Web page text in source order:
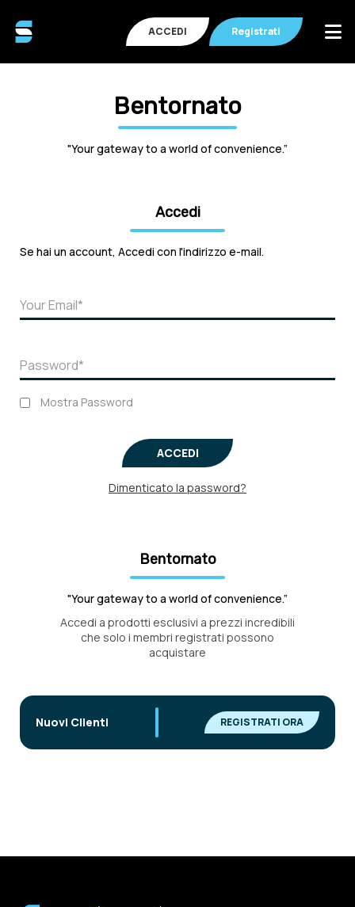
ACCEDI Registrati
Bentornato
"Your gateway to a world of convenience.”
Accedi
Se hai un account, Accedi con l'indirizzo e-mail.
Mostra Password
ACCEDI
Dimenticato la password?
Bentornato
"Your gateway to a world of convenience.”
Accedi a prodotti esclusivi a prezzi incredibili
che solo i membri registrati possono
acquistare
Nuovi Clienti REGISTRATI ORA